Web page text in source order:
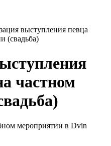
выступления певца
(свадьба)
частном
мероприятии в Dvin